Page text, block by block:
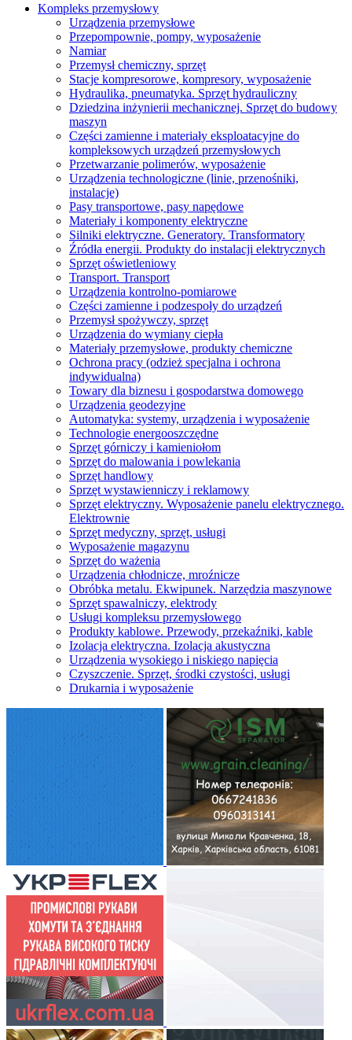
Kompleks przemysłowy
Urządzenia przemysłowe
Przepompownie, pompy, wyposażenie
Namiar
Przemysł chemiczny, sprzęt
Stacje kompresorowe, kompresory, wyposażenie
Hydraulika, pneumatyka. Sprzęt hydrauliczny
Dziedzina inżynierii mechanicznej. Sprzęt do budowy
maszyn
Części zamienne i materiały eksploatacyjne do
kompleksowych urządzeń przemysłowych
Przetwarzanie polimerów, wyposażenie
Urządzenia technologiczne (linie, przenośniki,
instalacje)
Pasy transportowe, pasy napędowe
Materiały i komponenty elektryczne
Silniki elektryczne. Generatory. Transformatory
Źródła energii. Produkty do instalacji elektrycznych
Sprzęt oświetleniowy
Transport. Transport
Urządzenia kontrolno-pomiarowe
Części zamienne i podzespoły do ​​urządzeń
Przemysł spożywczy, sprzęt
Urządzenia do wymiany ciepła
Materiały przemysłowe, produkty chemiczne
Ochrona pracy (odzież specjalna i ochrona
indywidualna)
Towary dla biznesu i gospodarstwa domowego
Urządzenia geodezyjne
Automatyka: systemy, urządzenia i wyposażenie
Technologie energooszczędne
Sprzęt górniczy i kamieniołom
Sprzęt do malowania i powlekania
Sprzęt handlowy
Sprzęt wystawienniczy i reklamowy
Sprzęt elektryczny. Wyposażenie panelu elektrycznego.
Elektrownie
Sprzęt medyczny, sprzęt, usługi
Wyposażenie magazynu
Sprzęt do ważenia
Urządzenia chłodnicze, mroźnicze
Obróbka metalu. Ekwipunek. Narzędzia maszynowe
Sprzęt spawalniczy, elektrody
Usługi kompleksu przemysłowego
Produkty kablowe. Przewody, przekaźniki, kable
Izolacja elektryczna. Izolacja akustyczna
Urządzenia wysokiego i niskiego napięcia
Czyszczenie. Sprzęt, środki czystości, usługi
Drukarnia i wyposażenie